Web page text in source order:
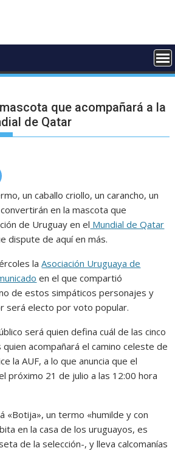
que acompañará a la
de Qatar
un caballo criollo, un carancho, un
en la mascota que
de Uruguay en el Mundial de Qatar
dispute de aquí en más.
laAsociación Uruguaya de
en el que compartió
de estos simpáticos personajes y
será electo por voto popular.
será quien defina cuál de las cinco
acompañará el camino celeste de
la AUF, a lo que anuncia que el
próximo 21 de julio a las 12:00 hora
«Botija», un termo «humilde y con
en la casa de los uruguayos, es
de la selección-, y lleva calcomanías